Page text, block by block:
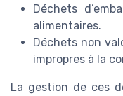
Déchets
alimentaires.
Déchets non
impropres à la
La gestion de ces